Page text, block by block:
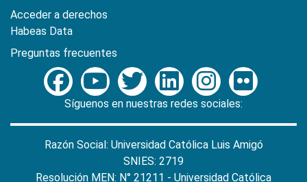
Acceder a derechos
Habeas Data
Preguntas frecuentes
Síguenos en nuestras redes sociales:
Razón Social: Universidad Católica Luis Amigó
SNIES: 2719
Resolución MEN: N° 21211 - Universidad Católica